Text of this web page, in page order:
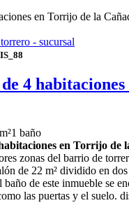
4
1 baño
en Torrijo de
zonas del barrio de
de 22 m² dividido en
de este inmueble se
las puertas y el suelo.